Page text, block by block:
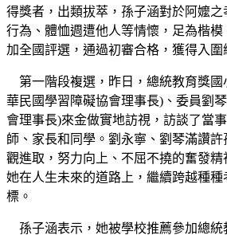
得獎者，出類拔萃，孫子涵對於阿嬤
行為、體恤週遭他人等情懷，足為楷
加全國評選，通過初審合格，獲得入圍
第一階段複選，昨日，總統教育獎國
華民國學習障礙協會理事長)、委員劉
會理事長)來金做實地訪視，訪談了當
師、家長和同學。劉永寧、劉琴滿讚
觀進取，努力向上、不屈不撓的奮發
她在人生未來的道路上，繼續跨越種種
標。
孫子涵表示，她被學校推薦參加總統